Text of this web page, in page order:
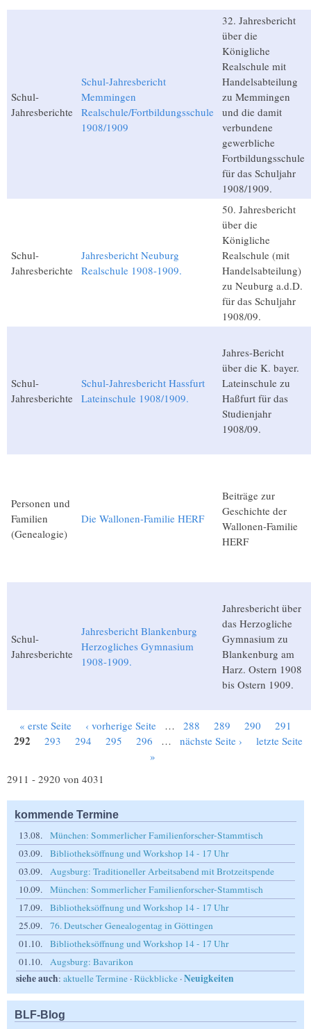
Schul-
Jahresberichte
Schul-Jahresbericht
Memmingen
Realschule/Fortbildungsschule
1908/1909
32. Jahresbericht
über die
Königliche
Realschule mit
Handelsabteilung
zu Memmingen
und die damit
verbundene
gewerbliche
Fortbildungsschule
für das Schuljahr
1908/1909.
Schul-
Jahresberichte
Jahresbericht Neuburg
Realschule 1908-1909.
50. Jahresbericht
über die
Königliche
Realschule (mit
Handelsabteilung)
zu Neuburg a.d.D.
für das Schuljahr
1908/09.
Schul-
Jahresberichte
Schul-Jahresbericht Hassfurt
Lateinschule 1908/1909.
Jahres-Bericht
über die K. bayer.
Lateinschule zu
Haßfurt für das
Studienjahr
1908/09.
Personen und
Familien
(Genealogie)
Die Wallonen-Familie HERF
Beiträge zur
Geschichte der
Wallonen-Familie
HERF
Schul-
Jahresberichte
Jahresbericht Blankenburg
Herzogliches Gymnasium
1908-1909.
Jahresbericht über
das Herzogliche
Gymnasium zu
Blankenburg am
Harz. Ostern 1908
bis Ostern 1909.
Seiten
« erste Seite ‹ vorherige Seite … 288 289 290 291
292 293 294 295 296 … nächste Seite ›
letzte Seite
»
2911 - 2920 von 4031
kommende Termine
13.08.
München: Sommerlicher Familienforscher-Stammtisch
03.09.
Bibliotheksöffnung und Workshop 14 - 17 Uhr
03.09.
Augsburg: Traditioneller Arbeitsabend mit Brotzeitspende
10.09.
München: Sommerlicher Familienforscher-Stammtisch
17.09.
Bibliotheksöffnung und Workshop 14 - 17 Uhr
25.09.
76. Deutscher Genealogentag in Göttingen
01.10.
Bibliotheksöffnung und Workshop 14 - 17 Uhr
01.10.
Augsburg: Bavarikon
siehe auch: aktuelle Termine ·Rückblicke ·Neuigkeiten
BLF-Blog